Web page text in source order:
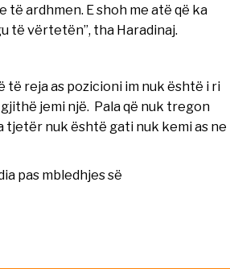
ardhmen. E shoh me atë që ka
të vërtetën”, tha Haradinaj.
të reja as pozicioni im nuk është i ri
jemi një. Pala që nuk tregon
tjetër nuk është gati nuk kemi as ne
pas mbledhjes së